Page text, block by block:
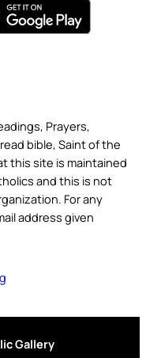
Prayers,
bible, Saint of the
this site is maintained
and this is not
For any
address given
Gallery